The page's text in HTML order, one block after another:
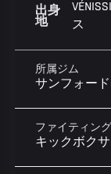
出身
地
ス
所属ジム
サンフォード
ファイティン
キックボク